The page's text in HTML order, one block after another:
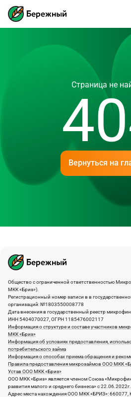
Страница не
Вернуться на
Общество с ограниченной ответственностью
МКК «Бриз»).
Регистрационный номер записи в в
организаций: №1803550008778
Дата внесения в государственный реестр
ИНН 5404070027, ОГРН 1185476002117
Информация о структуре и составе участников
МКК «Бриз»
Информация об условиях предоставления,
потребительского займа
Информация о способах приема обращения и
Правила предоставления микрозаймов ООО МКК
Устав ООО МКК «Бриз»
ООО МКК «Бриз» является членом Союза
развития малого и среднего бизнеса» с 22.06.2022г.
Адрес места нахождения ООО МКК «БРИЗ»: 660077,